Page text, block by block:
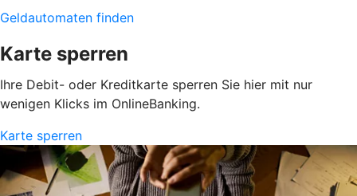
Geldautomaten finden
Karte sperren
Ihre Debit- oder Kreditkarte sperren Sie hier mit nur
wenigen Klicks im OnlineBanking.
Karte sperren